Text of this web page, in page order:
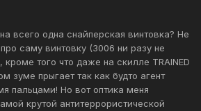
всего одна снайперская винтовка? Не
саму винтовку (3006 ни разу не
того что даже на скилле TRAINED
зуме прыгает так как будто агент
пальцами! Но вот оптика меня
крутой антитеррористической